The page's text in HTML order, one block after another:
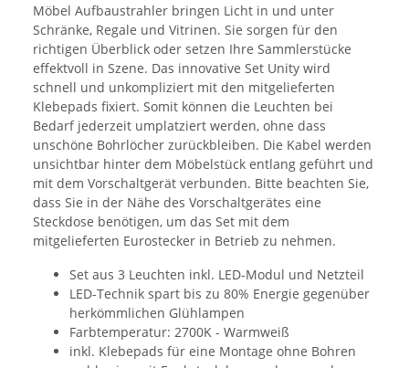
Möbel Aufbaustrahler bringen Licht in und unter
Schränke, Regale und Vitrinen. Sie sorgen für den
richtigen Überblick oder setzen Ihre Sammlerstücke
effektvoll in Szene. Das innovative Set Unity wird
schnell und unkompliziert mit den mitgelieferten
Klebepads fixiert. Somit können die Leuchten bei
Bedarf jederzeit umplatziert werden, ohne dass
unschöne Bohrlöcher zurückbleiben. Die Kabel werden
unsichtbar hinter dem Möbelstück entlang geführt und
mit dem Vorschaltgerät verbunden. Bitte beachten Sie,
dass Sie in der Nähe des Vorschaltgerätes eine
Steckdose benötigen, um das Set mit dem
mitgelieferten Eurostecker in Betrieb zu nehmen.
Set aus 3 Leuchten inkl. LED-Modul und Netzteil
LED-Technik spart bis zu 80% Energie gegenüber
herkömmlichen Glühlampen
Farbtemperatur: 2700K - Warmweiß
inkl. Klebepads für eine Montage ohne Bohren